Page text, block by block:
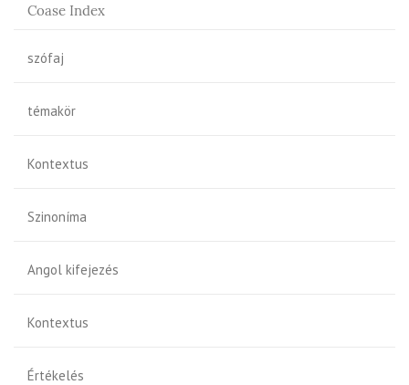
Coase Index
szófaj
témakör
Kontextus
Szinoníma
Angol kifejezés
Kontextus
Értékelés